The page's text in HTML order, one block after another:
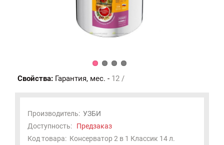
Свойства: Гарантия, мес. - 12 /
Производитель: УЗБИ
Доступность: Предзаказ
Код товара: Консерватор 2 в 1 Классик 14 л.